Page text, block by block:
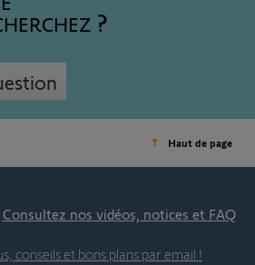
Haut de page
Consultez nos vidéos, notices et FAQ
conseils et bons plans par email !